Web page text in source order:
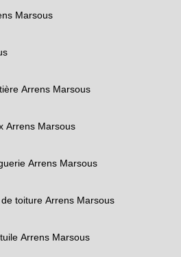
Marsous
Arrens Marsous
Arrens Marsous
Arrens Marsous
toiture Arrens Marsous
Arrens Marsous